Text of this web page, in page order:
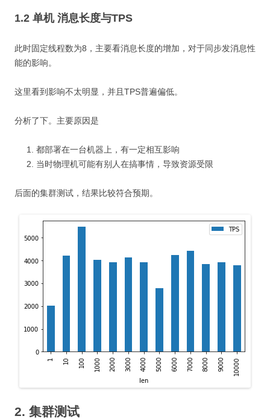
1.2 单机 消息长度与TPS
此时固定线程数为8，主要看消息长度的增加，对于同步发消息性
能的影响。
这里看到影响不太明显，并且TPS普遍偏低。
分析了下。主要原因是
都部署在一台机器上，有一定相互影响
当时物理机可能有别人在搞事情，导致资源受限
后面的集群测试，结果比较符合预期。
2. 集群测试